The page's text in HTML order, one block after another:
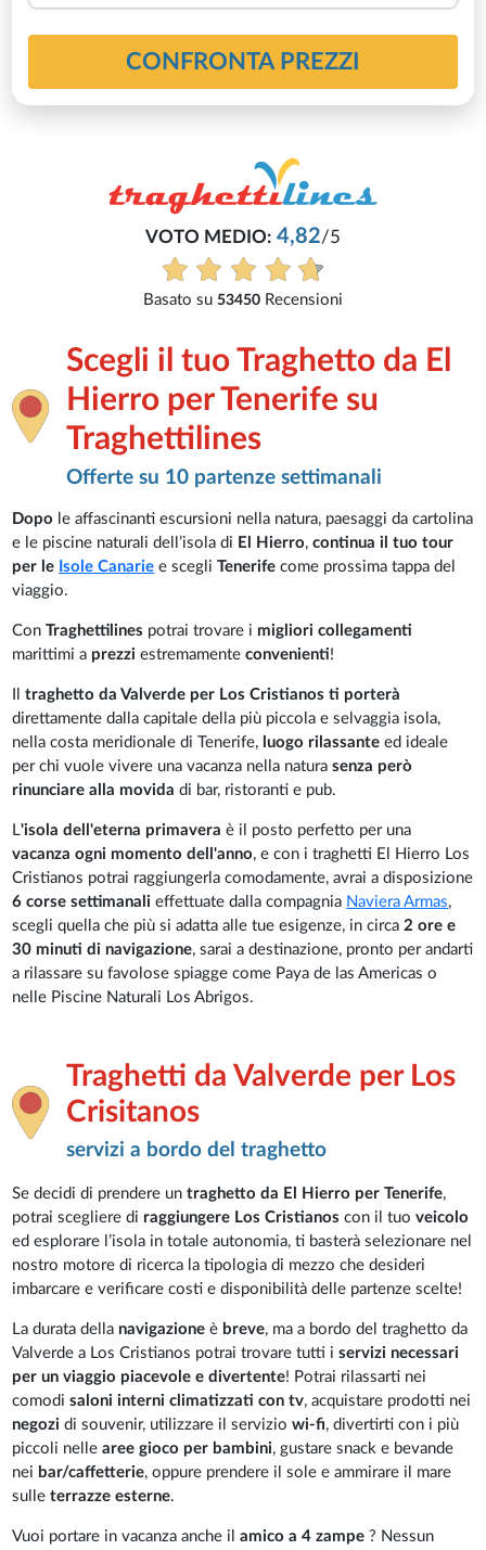
CONFRONTA PREZZI
VOTO MEDIO:4,82/5
Basato su53450Recensioni
Scegli il tuo Traghetto da El
Hierro per Tenerife su
Traghettilines
Offerte su 10 partenze settimanali
Dopo le affascinanti escursioni nella natura, paesaggi da cartolina
e le piscine naturali dell’isola di El Hierro, continua il tuo tour
per le Isole Canarie e scegliTenerifecome prossima tappa del
viaggio.
ConTraghettilines potrai trovare i migliori collegamenti
marittimi a prezziestremamenteconvenienti!
Iltraghetto da Valverde per Los Cristianos ti porterà
direttamente dalla capitale della più piccola e selvaggia isola,
nella costa meridionale di Tenerife, luogo rilassante ed ideale
per chi vuole vivere una vacanza nella naturasenza però
rinunciare alla movida di bar, ristoranti e pub.
L'isola dell'eterna primavera è il posto perfetto per una
vacanza ogni momento dell'anno, e con i traghetti El Hierro Los
Cristianos potrai raggiungerla comodamente, avrai a disposizione
6 corse settimanali effettuate dalla compagnia Naviera Armas,
scegli quella che più si adatta alle tue esigenze, in circa2 ore e
30 minuti di navigazione, sarai a destinazione, pronto per andarti
a rilassare su favolose spiagge come Paya de las Americas o
nelle Piscine Naturali Los Abrigos.
Traghetti da Valverde per Los
Crisitanos
servizi a bordo del traghetto
Se decidi di prendere untraghetto da El Hierro per Tenerife,
potrai scegliere di raggiungere Los Cristianos con il tuoveicolo
ed esplorare l’isola in totale autonomia, ti basterà selezionare nel
nostro motore di ricerca la tipologia di mezzo che desideri
imbarcare e verificare costi e disponibilità delle partenze scelte!
La durata della navigazioneè breve, ma a bordo del traghetto da
Valverde a Los Cristianos potrai trovare tutti iservizi necessari
per un viaggio piacevole e divertente! Potrai rilassarti nei
comodisaloni interni climatizzati con tv, acquistare prodotti nei
negozi di souvenir, utilizzare il serviziowi-fi, divertirti con i più
piccoli nellearee gioco per bambini, gustare snack e bevande
nei bar/caffetterie, oppure prendere il sole e ammirare il mare
sulleterrazze esterne.
Vuoi portare in vacanza anche ilamico a 4 zampe ? Nessun